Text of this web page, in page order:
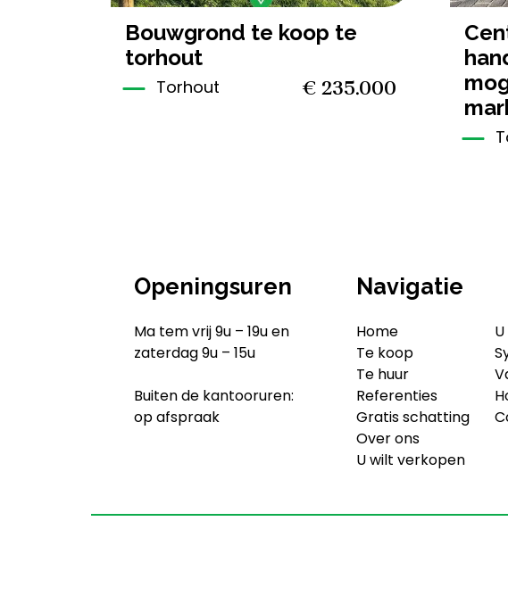
bouwgrond te koop te
torhout
Torhout € 235.000
centraal gelegen
Openingsuren
Ma tem vrij 9u – 19u en
zaterdag 9u – 15u
Buiten de kantooruren:
op afspraak
Navigatie
Home
Te koop
Te huur
Referenties
Gratis schatting
Over ons
U wilt verkopen